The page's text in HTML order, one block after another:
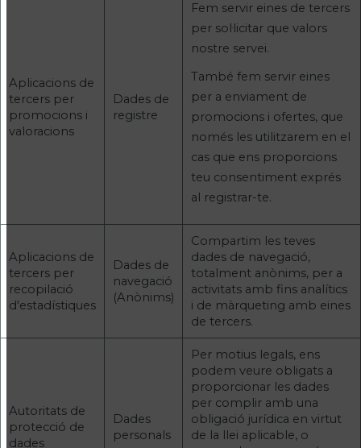
Aplicacions de
tercers per
promocions i
valoracions
Dades de
registre
Fem servir eines de tercers
per sol·licitar que valors
nostre servei.
També fem servir eines
per a enviament de
promocions i ofertes, que
només les utilitzarem en el
cas que ens proporcions
teu consentiment exprés
al registrar-te.
Aplicacions de
tercers per
recopilació
d'estadístiques
Dades de
navegació
(Anònims)
Compartim les teves
dades de navegació,
totalment anònims, per a
activitats amb fins analítics
i de màrqueting amb eines
de tercers.
Autoritats de
protecció de
dades
Dades
personals
Per motius legals, ens
podem veure obligats a
proporcionar les dades
per complir amb una
obligació jurídica en virtut
de la llei aplicable, o